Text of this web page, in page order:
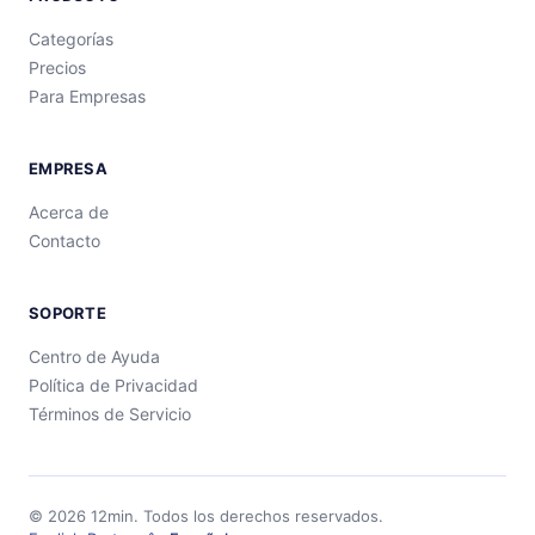
Categorías
Precios
Para Empresas
EMPRESA
Acerca de
Contacto
SOPORTE
Centro de Ayuda
Política de Privacidad
Términos de Servicio
© 2026 12min. Todos los derechos reservados.